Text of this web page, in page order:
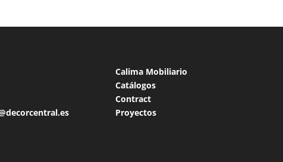
Calima Mobiliario
Catálogos
Contract
Proyectos